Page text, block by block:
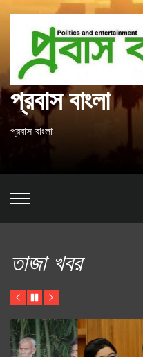
content
প্রবাস বাংলা
প্রবাস বাংলা
তাজা খবর
Previous
PauseNext